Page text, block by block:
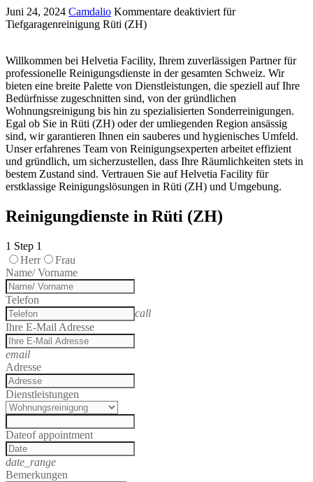
Juni 24, 2024 Camdalio Kommentare deaktiviertfür
Tiefgaragenreinigung Rüti (ZH)
Willkommen bei Helvetia Facility, Ihrem zuverlässigen Partner für
professionelle Reinigungsdienste in der gesamten Schweiz. Wir
bieten eine breite Palette von Dienstleistungen, die speziell auf Ihre
Bedürfnisse zugeschnitten sind, von der gründlichen
Wohnungsreinigung bis hin zu spezialisierten Sonderreinigungen.
Egal ob Sie in Rüti (ZH) oder der umliegenden Region ansässig
sind, wir garantieren Ihnen ein sauberes und hygienisches Umfeld.
Unser erfahrenes Team von Reinigungsexperten arbeitet effizient
und gründlich, um sicherzustellen, dass Ihre Räumlichkeiten stets in
bestem Zustand sind. Vertrauen Sie auf Helvetia Facility für
erstklassige Reinigungslösungen in Rüti (ZH) und Umgebung.
Reinigungdienste in Rüti (ZH)
1 Step 1
Herr
Frau
Name/ Vorname
Telefon
call
Ihre E-Mail Adresse
email
Adresse
Dienstleistungen
Dateof appointment
date_range
Bemerkungen